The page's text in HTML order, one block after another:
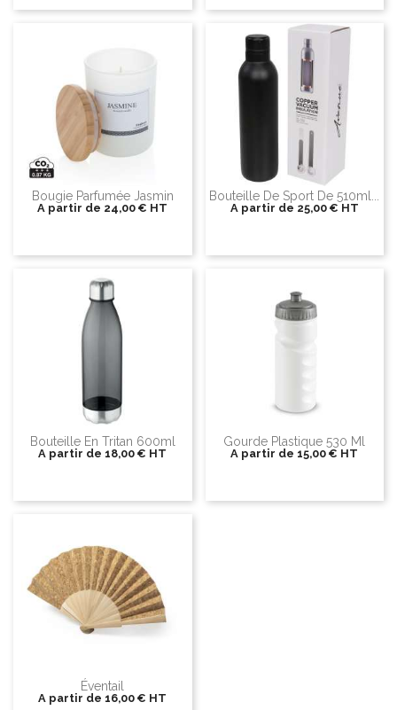
Bougie Parfumée Jasmin
A partir de 24,00 € HT
Bouteille De Sport De 510ml...
A partir de 25,00 € HT
Bouteille En Tritan 600ml
A partir de 18,00 € HT
Gourde Plastique 530 Ml
A partir de 15,00 € HT
Éventail
A partir de 16,00 € HT